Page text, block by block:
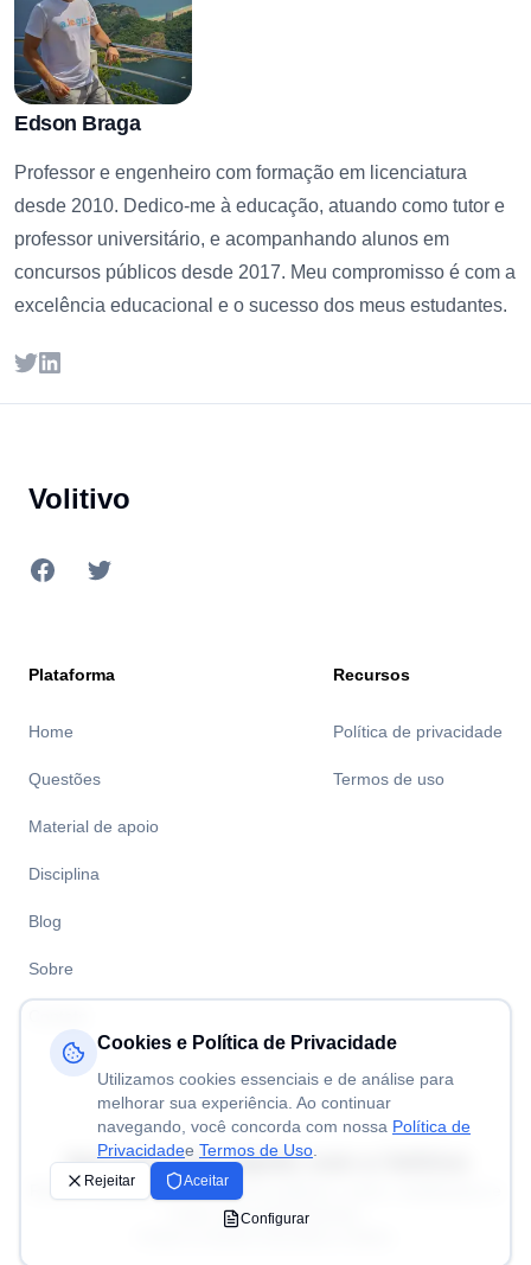
Edson Braga
Professor e engenheiro com formação em licenciatura
desde 2010. Dedico-me à educação, atuando como tutor e
professor universitário, e acompanhando alunos em
concursos públicos desde 2017. Meu compromisso é com a
excelência educacional e o sucesso dos meus estudantes.
TwitterLinkedIn
Volitivo
Facebook
Twitter
Plataforma
Home
Questões
Material de apoio
Disciplina
Blog
Sobre
Recursos
Política de privacidade
Termos de uso
Aprenda mais rápido com a
Resolva questões de concursos públicos, enem, vestibulares e
muito mais gratuitamente.
Cookies e Política de Privacidade
Utilizamos cookies essenciais e de análise para
melhorar sua experiência. Ao continuar
navegando, você concorda com nossa Política de
Privacidadee Termos de Uso
Rejeitar Aceitar
Configurar